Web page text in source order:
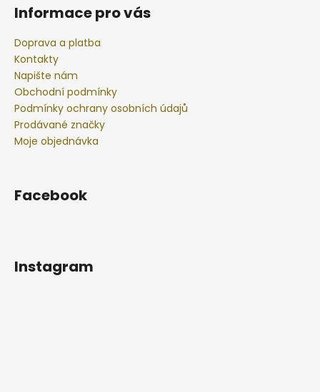
Informace pro vás
Doprava a platba
Kontakty
Napište nám
Obchodní podmínky
Podmínky ochrany osobních údajů
Prodávané značky
Moje objednávka
Facebook
Instagram